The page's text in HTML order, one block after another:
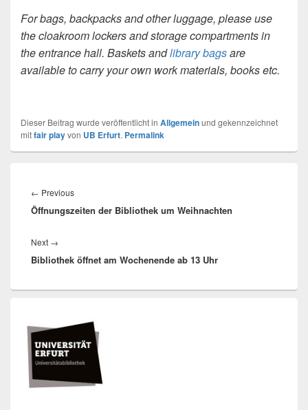
For bags, backpacks and other luggage, please use
the cloakroom lockers and storage compartments in
the entrance hall. Baskets andlibrary bagsare
available to carry your own work materials, books etc.
Dieser Beitrag wurde veröffentlicht in Allgemeinund gekennzeichnet
mitfair playvon UB Erfurt. Permalink
← PreviousPrevious
post:
Öffnungszeiten der Bibliothek um Weihnachten
Next →
post:
Bibliothek öffnet am Wochenende ab 13 Uhr
Widget-
Bereich